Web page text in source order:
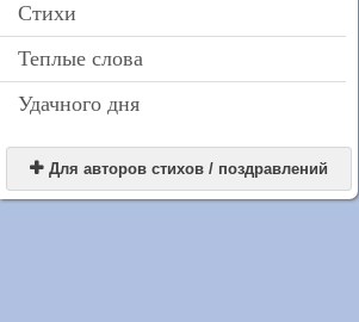
Стихи
Теплые слова
Удачного дня
 Для авторов стихов / поздравлений